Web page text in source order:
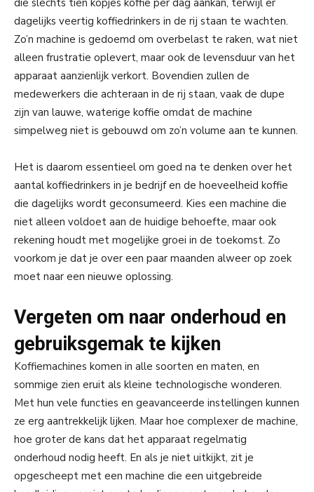
die slechts tien kopjes koffie per dag aankan, terwijl er
dagelijks veertig koffiedrinkers in de rij staan te wachten.
Zo’n machine is gedoemd om overbelast te raken, wat niet
alleen frustratie oplevert, maar ook de levensduur van het
apparaat aanzienlijk verkort. Bovendien zullen de
medewerkers die achteraan in de rij staan, vaak de dupe
zijn van lauwe, waterige koffie omdat de machine
simpelweg niet is gebouwd om zo’n volume aan te kunnen.
Het is daarom essentieel om goed na te denken over het
aantal koffiedrinkers in je bedrijf en de hoeveelheid koffie
die dagelijks wordt geconsumeerd. Kies een machine die
niet alleen voldoet aan de huidige behoefte, maar ook
rekening houdt met mogelijke groei in de toekomst. Zo
voorkom je dat je over een paar maanden alweer op zoek
moet naar een nieuwe oplossing.
Vergeten om naar onderhoud en
gebruiksgemak te kijken
Koffiemachines komen in alle soorten en maten, en
sommige zien eruit als kleine technologische wonderen.
Met hun vele functies en geavanceerde instellingen kunnen
ze erg aantrekkelijk lijken. Maar hoe complexer de machine,
hoe groter de kans dat het apparaat regelmatig
onderhoud nodig heeft. En als je niet uitkijkt, zit je
opgescheept met een machine die een uitgebreide